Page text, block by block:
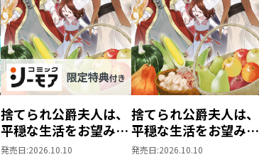
捨てられ公爵夫人は、
平穏な生活をお望みの
ようです@COMIC 第3
発売日:2026.10.10
捨てられ公爵夫人は、
平穏な生活をお望みの
ようです@COMIC 第3
発売日:2026.10.10